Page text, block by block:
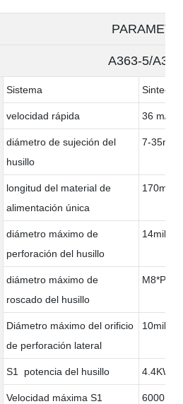
A363-5/
Sistema Sintec
velocidad rápida 36 m/
diámetro de sujeción del
husillo
7-35mm
longitud del material de
alimentación única
diámetro máximo de
perforación del husillo
diámetro máximo de
roscado del husillo
Diámetro máximo del orificio
de perforación lateral
S1 potencia del husillo 4.4KW
Velocidad máxima S1 6000rpm